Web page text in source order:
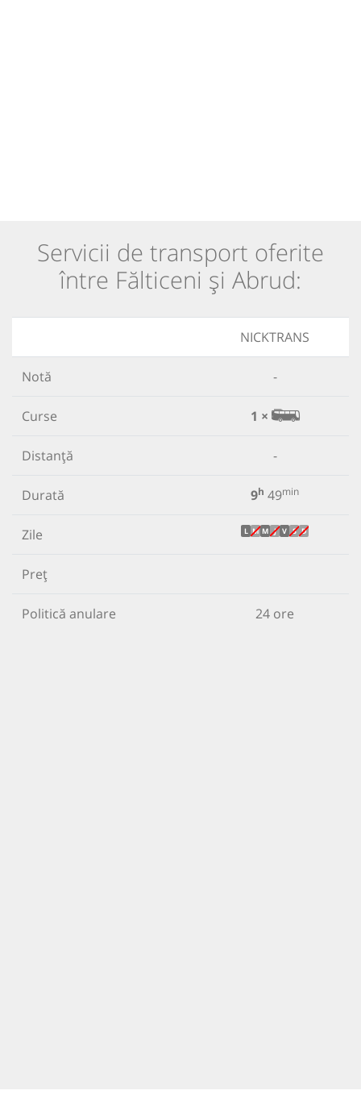
Servicii de transport oferite
între Fălticeni și Abrud:
NICKTRANS
Notă -
Curse 1 ×
Distanță -
Durată 9h 49min
Zile L M M J V S D
Preț
Politică anulare 24 ore